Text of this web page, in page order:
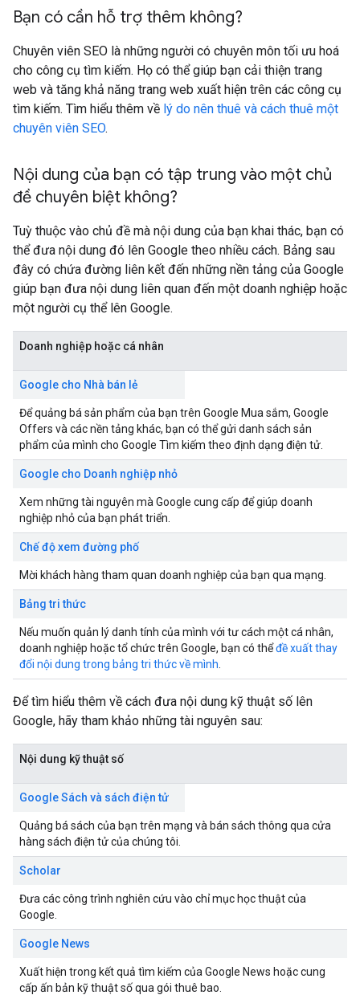
Bạn có cần hỗ trợ thêm không?
Chuyên viên SEO là những người có chuyên môn tối ưu hoá
cho công cụ tìm kiếm. Họ có thể giúp bạn cải thiện trang
web và tăng khả năng trang web xuất hiện trên các công cụ
tìm kiếm. Tìm hiểu thêm về lý do nên thuê và cách thuê một
chuyên viên SEO.
Nội dung của bạn có tập trung vào một chủ
đề chuyên biệt không?
Tuỳ thuộc vào chủ đề mà nội dung của bạn khai thác, bạn có
thể đưa nội dung đó lên Google theo nhiều cách. Bảng sau
đây có chứa đường liên kết đến những nền tảng của Google
giúp bạn đưa nội dung liên quan đến một doanh nghiệp hoặc
một người cụ thể lên Google.
Doanh nghiệp hoặc cá nhân
Google cho Nhà bán lẻ
Để quảng bá sản phẩm của bạn trên Google Mua sắm, Google
Offers và các nền tảng khác, bạn có thể gửi danh sách sản
phẩm của mình cho Google Tìm kiếm theo định dạng điện tử.
Google cho Doanh nghiệp nhỏ
Xem những tài nguyên mà Google cung cấp để giúp doanh
nghiệp nhỏ của bạn phát triển.
Chế độ xem đường phố
Mời khách hàng tham quan doanh nghiệp của bạn qua mạng.
Bảng tri thức
Nếu muốn quản lý danh tính của mình với tư cách một cá nhân,
doanh nghiệp hoặc tổ chức trên Google, bạn có thểđề xuất thay
đổi nội dung trong bảng tri thức về mình
Để tìm hiểu thêm về cách đưa nội dung kỹ thuật số lên
Google, hãy tham khảo những tài nguyên sau:
Nội dung kỹ thuật số
Google Sách và sách điện tử
Quảng bá sách của bạn trên mạng và bán sách thông qua cửa
hàng sách điện tử của chúng tôi.
Scholar
Đưa các công trình nghiên cứu vào chỉ mục học thuật của
Google.
Google News
Xuất hiện trong kết quả tìm kiếm của Google News hoặc cung
cấp ấn bản kỹ thuật số qua gói thuê bao.